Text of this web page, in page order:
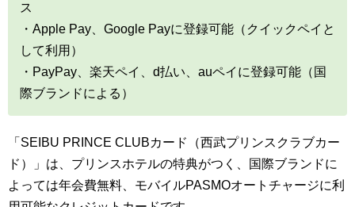
ス
・Apple Pay、Google Payに登録可能（クイックペイと
して利用）
・PayPay、楽天ペイ、d払い、auペイに登録可能（国
際ブランドによる）
「SEIBU PRINCE CLUBカード（西武プリンスクラブカー
ド）」は、プリンスホテルの特典がつく、国際ブランドに
よっては年会費無料、モバイルPASMOオートチャージに利